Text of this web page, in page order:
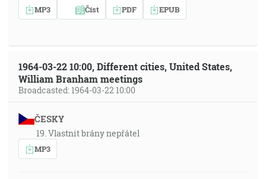
MP3 Číst PDF EPUB
1964-03-22 10:00, Different cities, United States,
William Branham meetings
Broadcasted: 1964-03-22 10:00
ČESKY
19. Vlastnit brány nepřátel
MP3